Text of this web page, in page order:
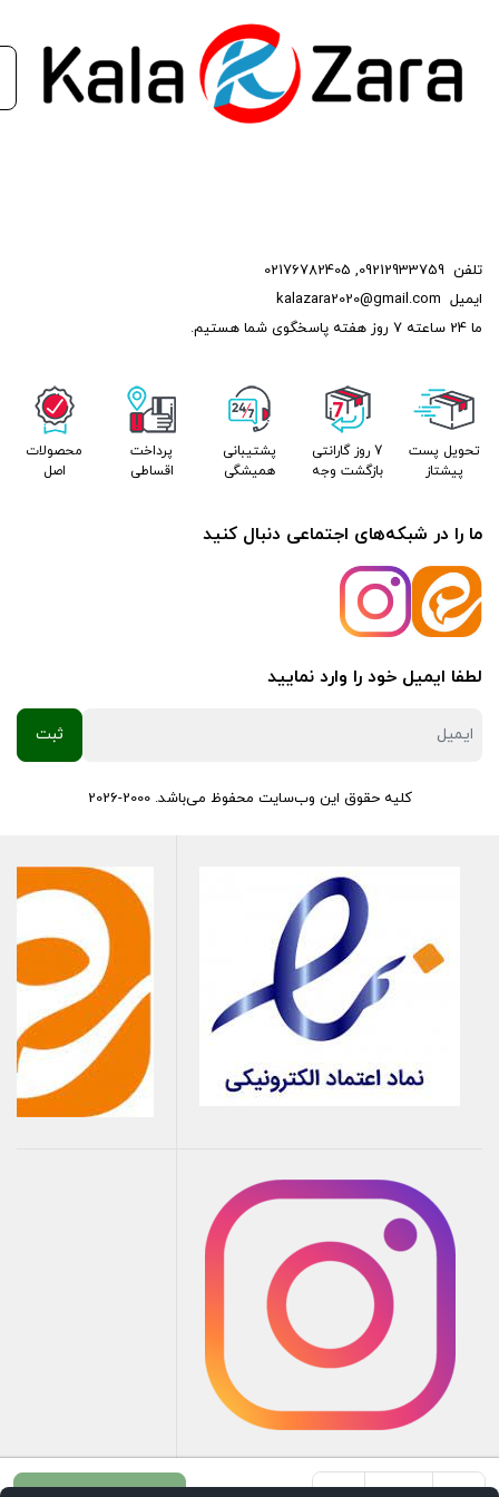
تلفن 09212933759
,
02176782405
ایمیل kalazara2020@gmail.com
ما 24 ساعته 7 روز هفته پاسخگوی شما هستیم.
تحویل پست
پیشتاز
7 روز گارانتی
بازگشت وجه
پشتیبانی
همیشگی
پرداخت
اقساطی
محصولات
اصل
ما را در شبکه‌های اجتماعی دنبال کنید
لطفا ایمیل خود را وارد نمایید
کلیه حقوق این وب‌سایت محفوظ می‌باشد. 2000-2026